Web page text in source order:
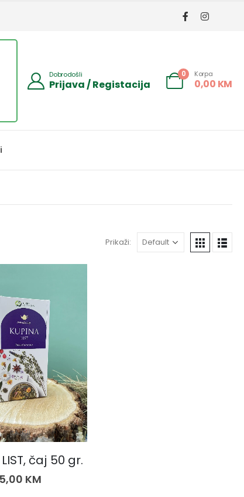
Dobrodošli
Prijava / Registacija
0 Korpa
0,00 KM
Prikaži:
ČAJEVI
LIST, čaj 50 gr.
5,00 KM